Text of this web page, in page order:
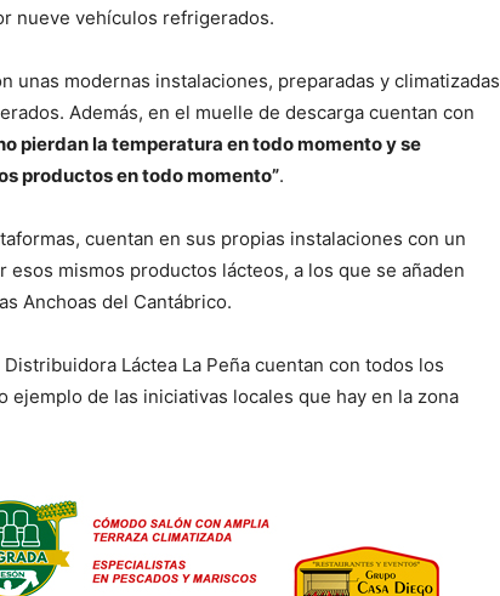
nueve vehículos refrigerados.
unas modernas instalaciones, preparadas y climatizadas
Además, en el muelle de descarga cuentan con
pierdan la temperatura en todo momento y se
productos en todo momento”.
cuentan en sus propias instalaciones con un
mismos productos lácteos, a los que se añaden
Anchoas del Cantábrico.
Láctea La Peña cuentan con todos los
ejemplo de las iniciativas locales que hay en la zona